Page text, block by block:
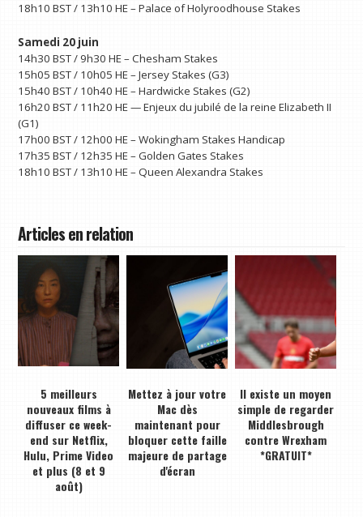
18h10 BST / 13h10 HE – Palace of Holyroodhouse Stakes
Samedi 20 juin
14h30 BST / 9h30 HE – Chesham Stakes
15h05 BST / 10h05 HE – Jersey Stakes (G3)
15h40 BST / 10h40 HE – Hardwicke Stakes (G2)
16h20 BST / 11h20 HE — Enjeux du jubilé de la reine Elizabeth II
(G1)
17h00 BST / 12h00 HE – Wokingham Stakes Handicap
17h35 BST / 12h35 HE – Golden Gates Stakes
18h10 BST / 13h10 HE – Queen Alexandra Stakes
Articles en relation
5 meilleurs
nouveaux films à
diffuser ce week-
end sur Netflix,
Hulu, Prime Video
et plus (8 et 9
août)
Mettez à jour votre
Mac dès
maintenant pour
bloquer cette faille
majeure de partage
d'écran
Il existe un moyen
simple de regarder
Middlesbrough
contre Wrexham
*GRATUIT*